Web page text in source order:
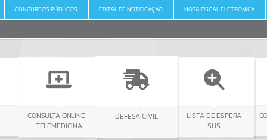
CONCURSOS PÚBLICOS EDITAL DE NOTIFICAÇÃO NOTA FISCAL ELETRÔNICA
ONLINE -
DEFESA CIVIL
LISTA DE ESPERA
CONSULTA LICITAÇÃO